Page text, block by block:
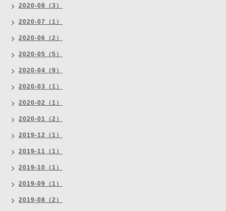
2020-08（3）
2020-07（1）
2020-06（2）
2020-05（5）
2020-04（9）
2020-03（1）
2020-02（1）
2020-01（2）
2019-12（1）
2019-11（1）
2019-10（1）
2019-09（1）
2019-08（2）